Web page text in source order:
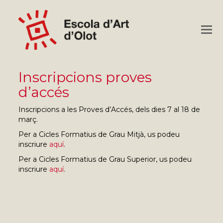
Inscripcions proves
d’accés
Inscripcions a les Proves d’Accés, dels dies 7 al 18 de
març.
Per a Cicles Formatius de Grau Mitjà, us podeu
inscriure aquí.
Per a Cicles Formatius de Grau Superior, us podeu
inscriure aquí.